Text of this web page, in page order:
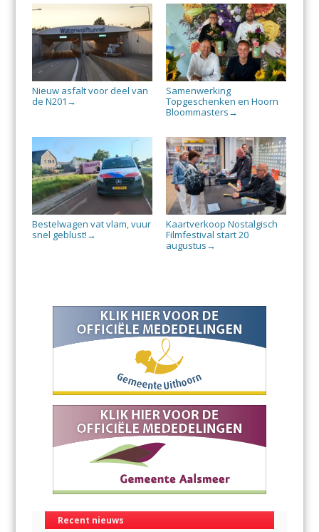
Nieuw asfalt voor deel van
de N201 →
Samenwerking
Topgeschenken en Hoorn
Bloommasters →
Bestelwagen vat vlam, vuur
snel geblust! →
Kaartverkoop Nostalgisch
Filmfestival start 20
augustus →
Recent nieuws